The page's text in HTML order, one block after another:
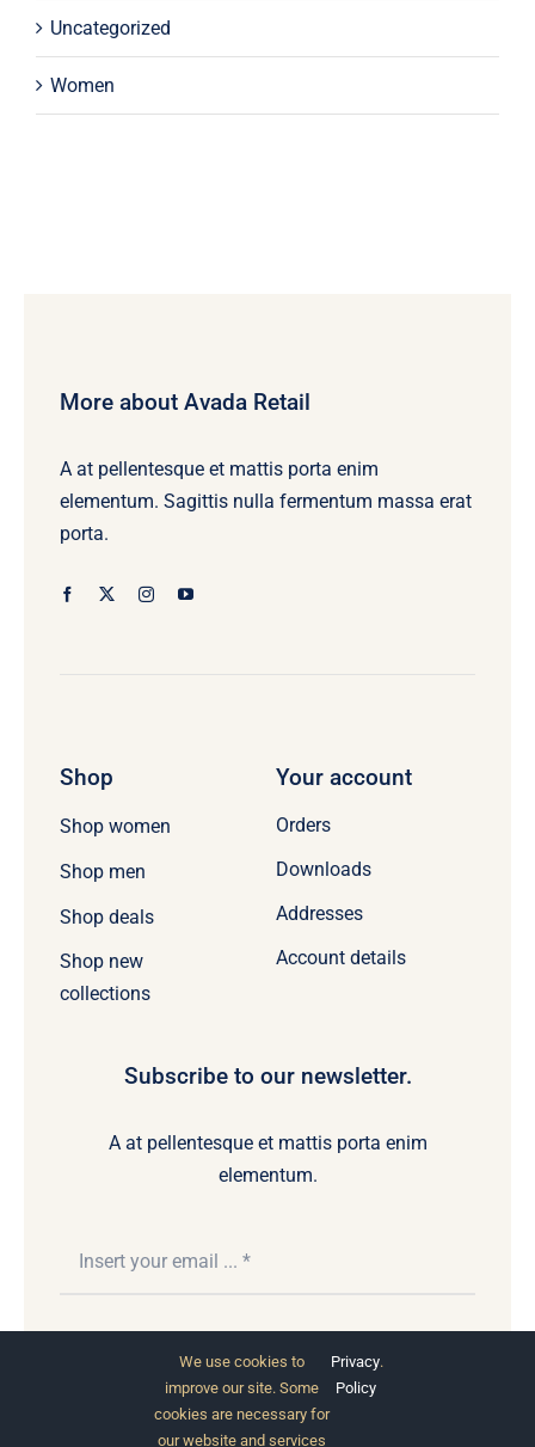
Uncategorized
Women
More about Avada Retail
A at pellentesque et mattis porta enim
elementum. Sagittis nulla fermentum massa erat
porta.
Shop
Shop women
Shop men
Shop deals
Shop new
collections
Your account
Orders
Downloads
Addresses
Account details
Subscribe to our newsletter.
A at pellentesque et mattis porta enim
elementum.
Subscribe
We use cookies to
improve our site. Some
cookies are necessary for
our website and services
Privacy
Policy
.